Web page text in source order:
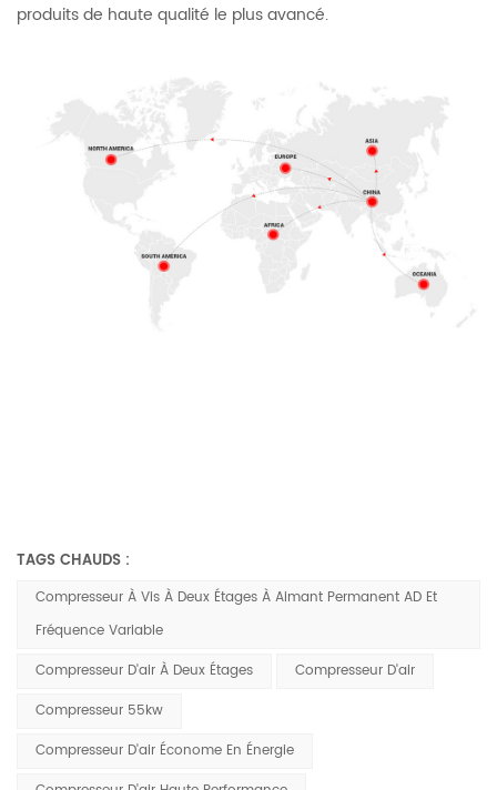
produits de haute qualité le plus avancé.
TAGS CHAUDS :
Compresseur À Vis À Deux Étages À Aimant Permanent AD Et
Fréquence Variable
Compresseur D'air À Deux Étages
Compresseur D'air
Compresseur 55kw
Compresseur D'air Économe En Énergie